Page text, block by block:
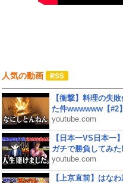
人気の動画
【衝撃】料理の失
た件wwwwww【#2】
youtube.com
【日本一VS日本一
ガチで勝負してみ
youtube.com
【上京直前】はな